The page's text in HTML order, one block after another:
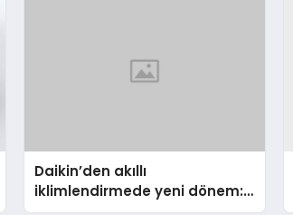
Daikin’den akıllı
iklimlendirmede yeni dönem: